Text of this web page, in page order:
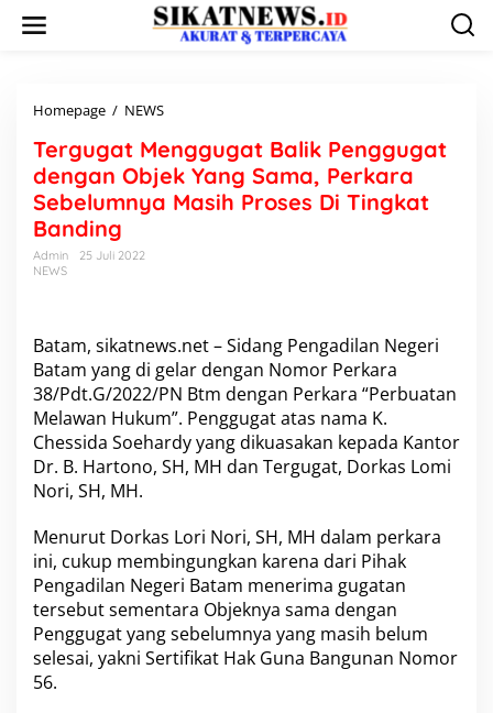
Homepage / NEWS
r
g
u
g
g
u
g
a
t
B
a
P
e
n
g
u
g
Tergugat Menggugat Balik Penggugat
dengan Objek Yang Sama, Perkara
Sebelumnya Masih Proses Di Tingkat
Banding
Admin
25 Juli 2022
NEWS
Batam, sikatnews.net – Sidang Pengadilan Negeri
Batam yang di gelar dengan Nomor Perkara
38/Pdt.G/2022/PN Btm dengan Perkara “Perbuatan
Melawan Hukum”. Penggugat atas nama K.
Chessida Soehardy yang dikuasakan kepada Kantor
Dr. B. Hartono, SH, MH dan Tergugat, Dorkas Lomi
Nori, SH, MH.
Menurut Dorkas Lori Nori, SH, MH dalam perkara
ini, cukup membingungkan karena dari Pihak
Pengadilan Negeri Batam menerima gugatan
tersebut sementara Objeknya sama dengan
Penggugat yang sebelumnya yang masih belum
selesai, yakni Sertifikat Hak Guna Bangunan Nomor
56.